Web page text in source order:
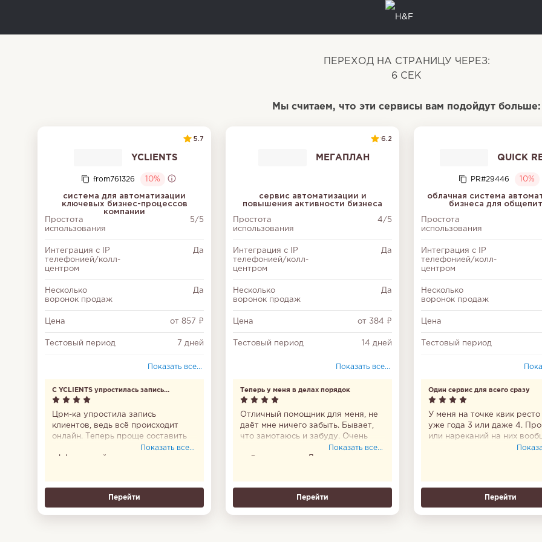
ПЕРЕХОД НА СТРАНИЦУ ЧЕРЕЗ:
6 СЕК
Мы считаем, что эти сервисы вам подойдут больше:
5.7
YCLIENTS
from761326 10%
система для автоматизации
ключевых бизнес-процессов
компании
Простота
использования
5/5
Интеграция с IP
телефонией/колл-
центром
Да
Несколько
воронок продаж
Да
Цена от 857 ₽
Тестовый период 7 дней
Да
Облачное
хранилище (ГБ)
Многофакторная
авторизация
Да
Показать все...
С YCLIENTS упростилась запись
клиентов
Црм-ка упростила запись
клиентов, ведь всё происходит
онлайн. Теперь проще составить
график и сделать работу
эффективней.
Показать все...
Перейти
6.2
МЕГАПЛАН
сервис автоматизации и
повышения активности бизнеса
Простота
использования
4/5
Интеграция с IP
телефонией/колл-
центром
Да
Несколько
воронок продаж
Да
Цена от 384 ₽
Тестовый период 14 дней
Показать все...
Теперь у меня в делах порядок
Отличный помощник для меня, не
даёт мне ничего забыть. Бывает,
что замотаюсь и забуду. Очень
удобно, что приложение
мобильное есть. Доверяю ему на
Показать все...
Перейти
QUICK
PR#29446 10%
облачная система
бизнеса для
Простота
использования
Интеграция с IP
телефонией/колл-
центром
Несколько
воронок продаж
Цена
Тестовый период
Облачное
хранилище (ГБ)
Многофакторная
авторизация
Один сервис для всего сразу
У меня на точке квик ресто
уже года 3 или даже 4.
или нареканий на них
никаких нет. Бронируем
Перейти